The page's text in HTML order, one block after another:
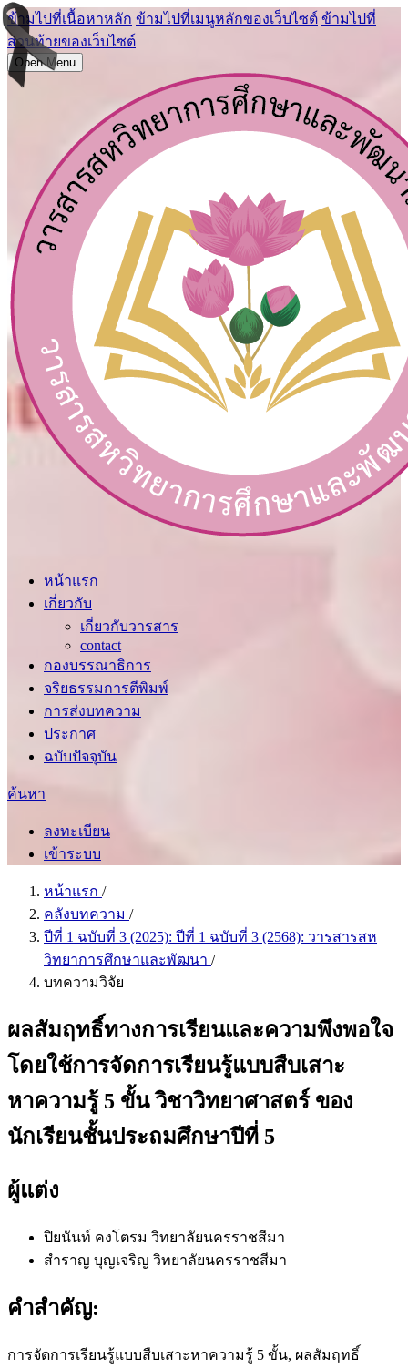
ข้ามไปที่เนื้อหาหลัก ข้ามไปที่เมนูหลักของเว็บไซต์ ข้ามไปที่
ส่วนท้ายของเว็บไซต์
Open Menu
หน้าแรก
เกี่ยวกับ
เกี่ยวกับวารสาร
contact
กองบรรณาธิการ
จริยธรรมการตีพิมพ์
การส่งบทความ
ประกาศ
ฉบับปัจจุบัน
ค้นหา
ลงทะเบียน
เข้าระบบ
หน้าแรก /
คลังบทความ /
ปีที่ 1 ฉบับที่ 3 (2025): ปีที่ 1 ฉบับที่ 3 (2568): วารสารสห
วิทยาการศึกษาและพัฒนา /
บทความวิจัย
ผลสัมฤทธิ์ทางการเรียนและความพึงพอใจ
โดยใช้การจัดการเรียนรู้แบบสืบเสาะ
หาความรู้ 5 ขั้น วิชาวิทยาศาสตร์ ของ
นักเรียนชั้นประถมศึกษาปีที่ 5
ผู้แต่ง
ปิยนันท์ คงโตรม วิทยาลัยนครราชสีมา
สำราญ บุญเจริญ วิทยาลัยนครราชสีมา
คำสำคัญ:
การจัดการเรียนรู้แบบสืบเสาะหาความรู้ 5 ขั้น, ผลสัมฤทธิ์